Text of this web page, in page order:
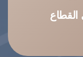
القطاع